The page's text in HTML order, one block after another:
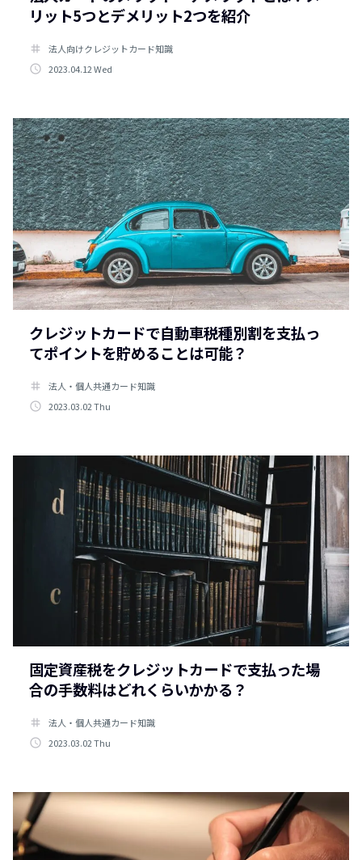
リット5つとデメリット2つを紹介
tag
法人向けクレジットカード知識
access_time 2023.04.12 Wed
クレジットカードで自動車税種別割を支払っ
てポイントを貯めることは可能？
tag
法人・個人共通カード知識
access_time 2023.03.02 Thu
固定資産税をクレジットカードで支払った場
合の手数料はどれくらいかかる？
tag
法人・個人共通カード知識
access_time 2023.03.02 Thu